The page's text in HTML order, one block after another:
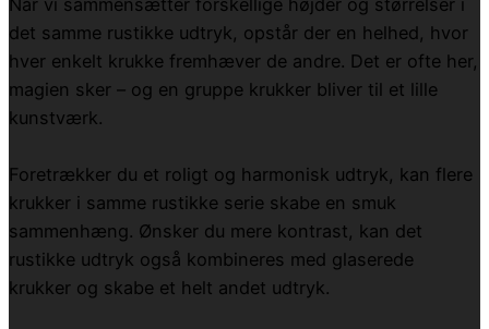
Når vi sammensætter forskellige højder og størrelser i
det samme rustikke udtryk, opstår der en helhed, hvor
hver enkelt krukke fremhæver de andre. Det er ofte her,
magien sker – og en gruppe krukker bliver til et lille
kunstværk.
Foretrækker du et roligt og harmonisk udtryk, kan flere
krukker i samme rustikke serie skabe en smuk
sammenhæng. Ønsker du mere kontrast, kan det
rustikke udtryk også kombineres med glaserede
krukker og skabe et helt andet udtryk.